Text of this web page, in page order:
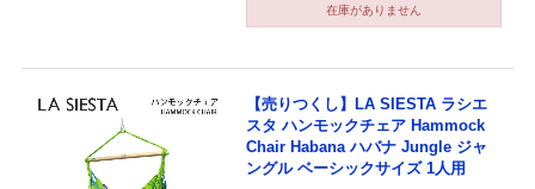
在庫がありません
【売りつくし】LA SIESTA ラシエ
スタ ハンモックチェア Hammock
Chair Habana ハバナ Jungle ジャ
ングル ベーシックサイズ 1人用